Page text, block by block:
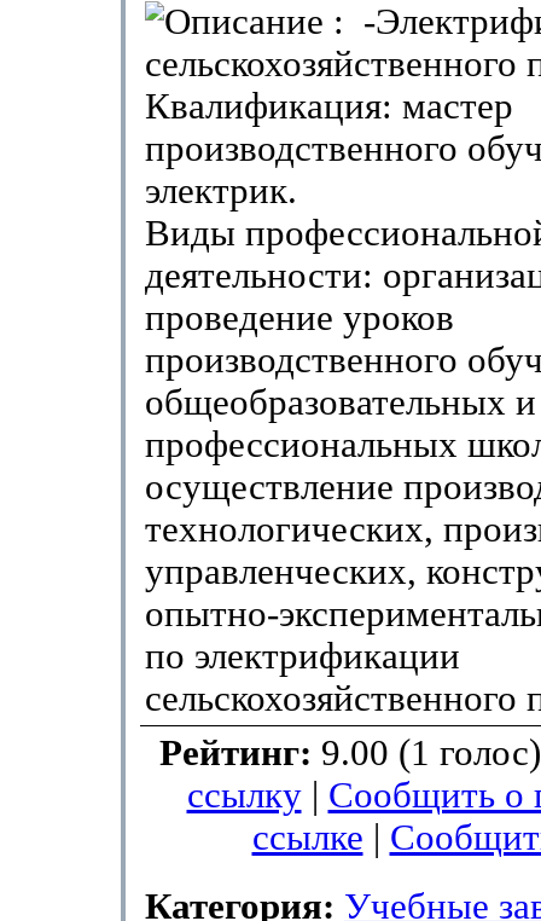
: -
сельскохозяйственного
Квалификация: мастер
производственного
электрик.
Виды
деятельности:
проведение уроков
производственного
общеобразовательных и
профессиональных
осуществление
технологических,
управленческих,
опытно-
по электрификации
сельскохозяйственного
Рейтинг: 9.00 (1
ссылку| Сообщить о
ссылке
Категория: Учебные